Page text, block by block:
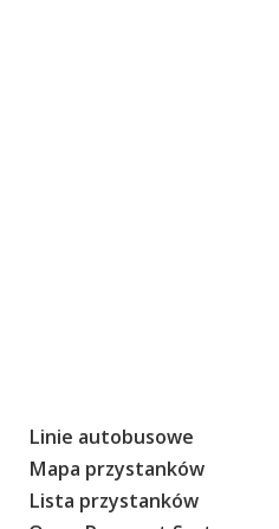
Linie autobusowe
Mapa przystanków
Lista przystanków